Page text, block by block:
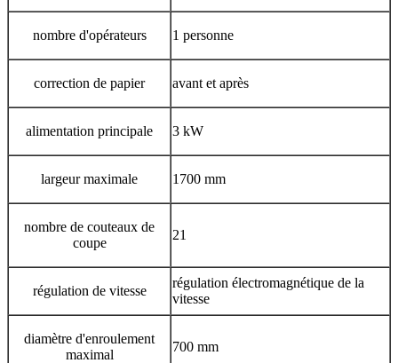
nombre d'opérateurs 1 personne
correction de papier avant et après
alimentation principale 3 kW
largeur maximale 1700 mm
nombre de couteaux de
coupe
21
régulation de vitesse
régulation électromagnétique de la
vitesse
diamètre d'enroulement
maximal
700 mm